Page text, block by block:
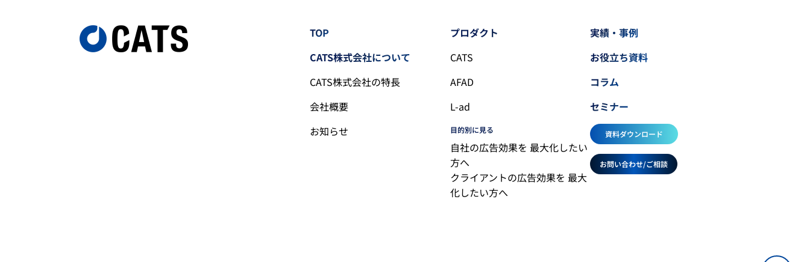
TOP
CATS株式会社について
CATS株式会社の特長
会社概要
お知らせ
プロダクト
CATS
AFAD
L-ad
目的別に見る
自社の広告効果を 最大化したい
方へ
クライアントの広告効果を 最大
化したい方へ
実績・事例
お役立ち資料
コラム
セミナー
資料ダウンロード
お問い合わせ/ご相談